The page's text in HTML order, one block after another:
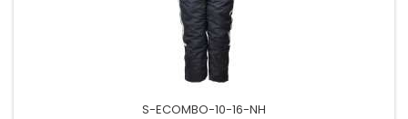
S-ECOMBO-10-16-NH